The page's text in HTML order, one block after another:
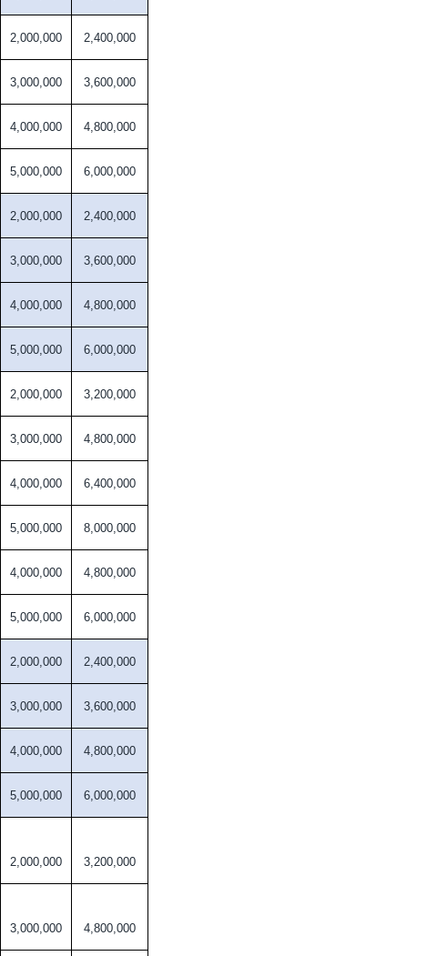
2,000,000 2,400,000
3,000,000 3,600,000
4,000,000 4,800,000
5,000,000 6,000,000
2,000,000 2,400,000
3,000,000 3,600,000
4,000,000 4,800,000
5,000,000 6,000,000
2,000,000 3,200,000
3,000,000 4,800,000
4,000,000 6,400,000
5,000,000 8,000,000
4,000,000 4,800,000
5,000,000 6,000,000
2,000,000 2,400,000
3,000,000 3,600,000
4,000,000 4,800,000
5,000,000 6,000,000
2,000,000 3,200,000
3,000,000 4,800,000